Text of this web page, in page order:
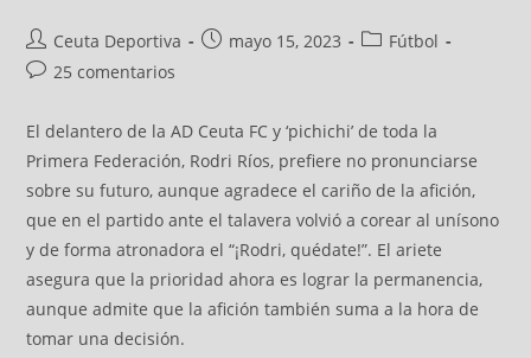
Ceuta Deportiva mayo 15, 2023
Fútbol
25 comentarios
El delantero de la AD Ceuta FC y ‘pichichi’ de toda la
Primera Federación, Rodri Ríos, prefiere no pronunciarse
sobre su futuro, aunque agradece el cariño de la afición,
que en el partido ante el talavera volvió a corear al unísono
y de forma atronadora el “¡Rodri, quédate!”. El ariete
asegura que la prioridad ahora es lograr la permanencia,
aunque admite que la afición también suma a la hora de
tomar una decisión.